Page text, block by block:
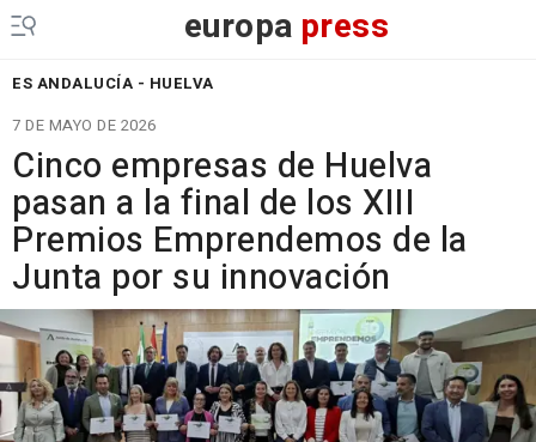
europa press
ES ANDALUCÍA - HUELVA
7 DE MAYO DE 2026
Cinco empresas de Huelva
pasan a la final de los XIII
Premios Emprendemos de la
Junta por su innovación